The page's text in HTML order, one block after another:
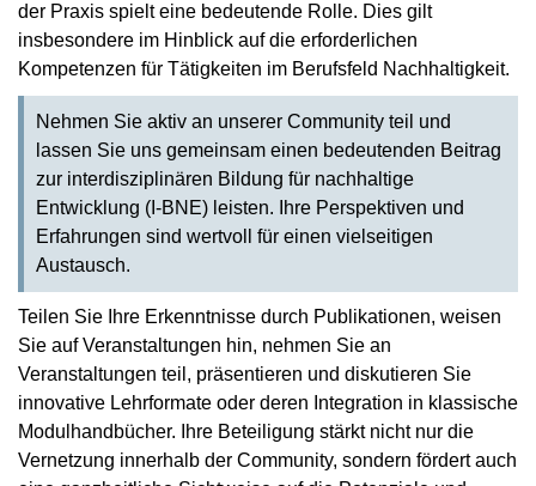
der Praxis spielt eine bedeutende Rolle. Dies gilt
insbesondere im Hinblick auf die erforderlichen
Kompetenzen für Tätigkeiten im Berufsfeld Nachhaltigkeit.
Nehmen Sie aktiv an unserer Community teil und
lassen Sie uns gemeinsam einen bedeutenden Beitrag
zur interdisziplinären Bildung für nachhaltige
Entwicklung (I-BNE) leisten. Ihre Perspektiven und
Erfahrungen sind wertvoll für einen vielseitigen
Austausch.
Teilen Sie Ihre Erkenntnisse durch Publikationen, weisen
Sie auf Veranstaltungen hin, nehmen Sie an
Veranstaltungen teil, präsentieren und diskutieren Sie
innovative Lehrformate oder deren Integration in klassische
Modulhandbücher. Ihre Beteiligung stärkt nicht nur die
Vernetzung innerhalb der Community, sondern fördert auch